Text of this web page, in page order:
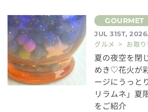
JUL 31ST,
グルメ > お取り
夏の夜空を閉
めき♡花火が
ージにうっと
リラムネ」夏
をご紹介